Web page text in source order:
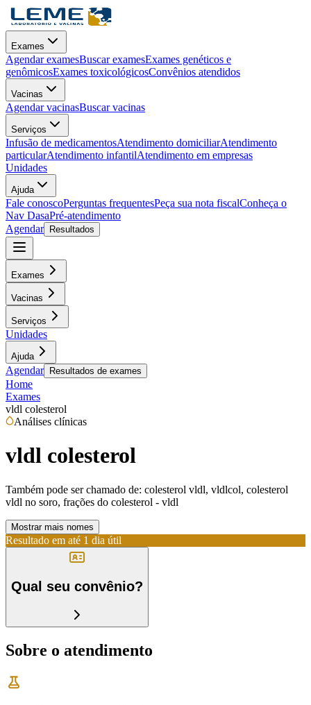
Exames
Agendar examesBuscar examesExames genéticos e
genômicosExames toxicológicosConvênios atendidos
Vacinas
Agendar vacinasBuscar vacinas
Serviços
Infusão de medicamentosAtendimento domiciliarAtendimento
particularAtendimento infantilAtendimento em empresas
Unidades
Ajuda
Fale conoscoPerguntas frequentesPeça sua nota fiscalConheça o
Nav DasaPré-atendimento
Agendar
Resultados
Exames
Vacinas
Serviços
Unidades
Ajuda
Agendar Resultados de exames
Home
Exames
vldl colesterol
Análises clínicas
vldl colesterol
Também pode ser chamado de: colesterol vldl, vldlcol, colesterol
vldl no soro, frações do colesterol - vldl
Mostrar mais nomes
Resultado em até 1 dia útil
Qual seu convênio?
Sobre o atendimento